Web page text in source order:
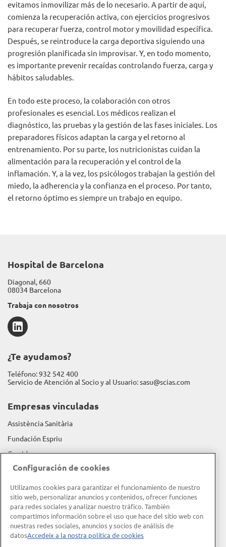
evitamos inmovilizar más de lo necesario. A partir de aquí,
comienza la recuperación activa, con ejercicios progresivos
para recuperar fuerza, control motor y movilidad específica.
Después, se reintroduce la carga deportiva siguiendo una
progresión planificada sin improvisar. Y, en todo momento,
es importante prevenir recaídas controlando fuerza, carga y
hábitos saludables.
En todo este proceso, la colaboración con otros
profesionales es esencial. Los médicos realizan el
diagnóstico, las pruebas y la gestión de las fases iniciales. Los
preparadores físicos adaptan la carga y el retorno al
entrenamiento. Por su parte, los nutricionistas cuidan la
alimentación para la recuperación y el control de la
inflamación. Y, a la vez, los psicólogos trabajan la gestión del
miedo, la adherencia y la confianza en el proceso. Por tanto,
el retorno óptimo es siempre un trabajo en equipo.
Hospital de Barcelona
Diagonal, 660
08034 Barcelona
Trabaja con nosotros
¿Te ayudamos?
Teléfono:932 542 400
Servicio de Atención al Socio y al Usuario:sasu@scias.com
Empresas vinculadas
Assistència Sanitària
Fundación Espriu
Gravida
Memoria de actividad
Memoria RSC
Política de calidad
Objeto social y misión
Configuración de cookies
Utilizamos cookies para garantizar el funcionamiento de nuestro
sitio web, personalizar anuncios y contenidos, ofrecer funciones
para redes sociales y analizar nuestro tráfico. También
compartimos información sobre el uso que hace del sitio web con
nuestras redes sociales, anuncios y socios de análisis de
datosAccedeix a la nostra política de cookies